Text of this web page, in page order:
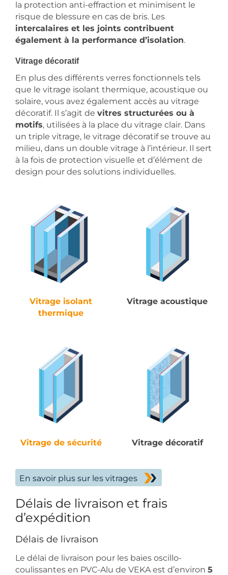
la protection anti-effraction et minimisent le
risque de blessure en cas de bris. Les
intercalaires et les joints contribuent
également à la performance d’isolation.
Vitrage décoratif
En plus des différents verres fonctionnels tels
que le vitrage isolant thermique, acoustique ou
solaire, vous avez également accès au vitrage
décoratif. Il s’agit de vitres structurées ou à
motifs, utilisées à la place du vitrage clair. Dans
un triple vitrage, le vitrage décoratif se trouve au
milieu, dans un double vitrage à l’intérieur. Il sert
à la fois de protection visuelle et d’élément de
design pour des solutions individuelles.
Vitrage isolant
thermique
Vitrage acoustique
Vitrage de sécurité Vitrage décoratif
En savoir plus sur les vitrages
Délais de livraison et frais
d’expédition
Délais de livraison
Le délai de livraison pour les baies oscillo-
coulissantes en PVC-Alu de VEKA est d’environ 5